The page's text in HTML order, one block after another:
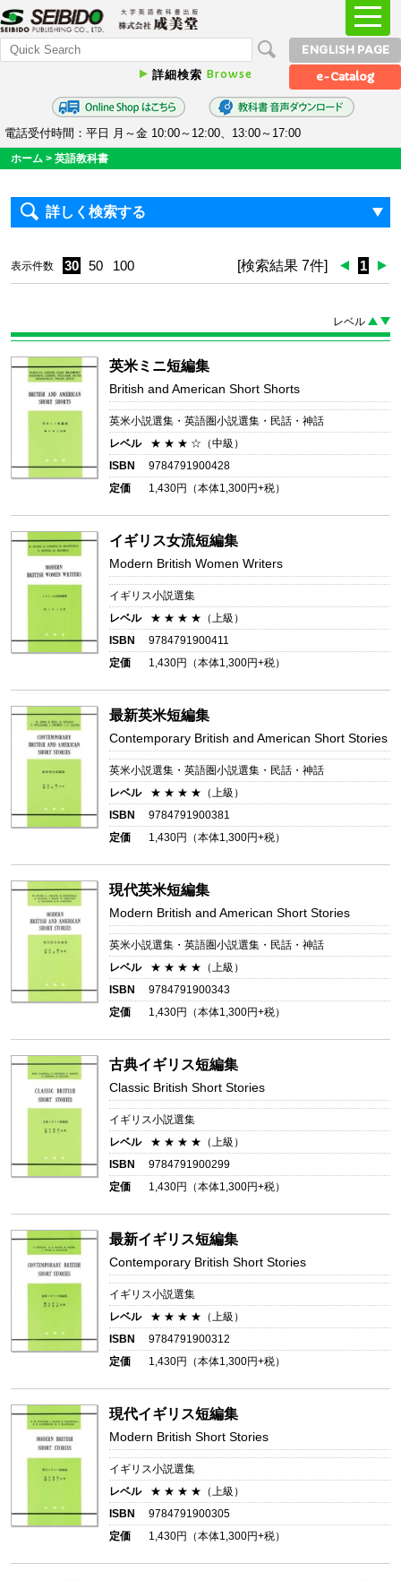
詳細検索 Browse
ENGLISH PAGE
e-Catalog
電話受付時間：平日 月～金 10:00～12:00、13:00～17:00
ホーム > 英語教科書
詳しく検索する
表示件数 30 50 100 [検索結果 7件] 1
レベル
英米ミニ短編集
British and American Short Shorts
英米小説選集・英語圏小説選集・民話・神話
レベル
★ ★ ★ ☆（中級）
ISBN
9784791900428
定価
1,430円（本体1,300円+税）
イギリス女流短編集
Modern British Women Writers
イギリス小説選集
レベル
★ ★ ★ ★（上級）
ISBN
9784791900411
定価
1,430円（本体1,300円+税）
最新英米短編集
Contemporary British and American Short Stories
英米小説選集・英語圏小説選集・民話・神話
レベル
★ ★ ★ ★（上級）
ISBN
9784791900381
定価
1,430円（本体1,300円+税）
現代英米短編集
Modern British and American Short Stories
英米小説選集・英語圏小説選集・民話・神話
レベル
★ ★ ★ ★（上級）
ISBN
9784791900343
定価
1,430円（本体1,300円+税）
古典イギリス短編集
Classic British Short Stories
イギリス小説選集
レベル
★ ★ ★ ★（上級）
ISBN
9784791900299
定価
1,430円（本体1,300円+税）
最新イギリス短編集
Contemporary British Short Stories
イギリス小説選集
レベル
★ ★ ★ ★（上級）
ISBN
9784791900312
定価
1,430円（本体1,300円+税）
現代イギリス短編集
Modern British Short Stories
イギリス小説選集
レベル
★ ★ ★ ★（上級）
ISBN
9784791900305
定価
1,430円（本体1,300円+税）